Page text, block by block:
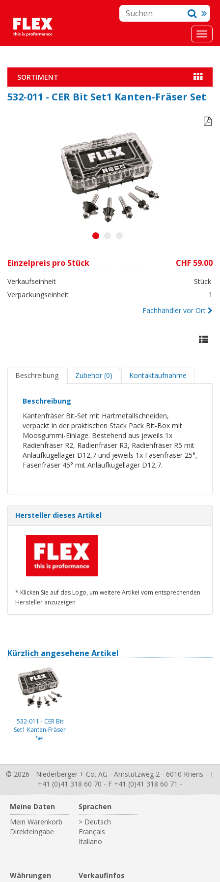
SORTIMENT
532-011 - CER Bit Set1 Kanten-Fräser Set

1
Einzelpreis pro Stück CHF 59.00
Verkaufseinheit
Stück
Verpackungseinheit
1
Fachhändler vor Ort
Beschreibung Zubehör (0) Kontaktaufnahme
Beschreibung
Kantenfräser Bit-Set mit Hartmetallschneiden,
verpackt in der praktischen Stack Pack Bit-Box mit
Moosgummi-Einlage. Bestehend aus jeweils 1x
Radienfräser R2, Radienfräser R3, Radienfräser R5 mit
Anlaufkugellager D12,7 und jeweils 1x Fasenfräser 25°,
Fasenfräser 45° mit Anlaufkugellager D12,7.
Hersteller dieses Artikel
* Klicken Sie auf das Logo, um weitere Artikel vom entsprechenden
Hersteller anzuzeigen
Kürzlich angesehene Artikel
532-011 - CER Bit
Set1 Kanten-Fräser
Set
© 2026 - Niederberger + Co. AG - Amstutzweg 2 - 6010 Kriens - T
+41 (0)41 318 60 70 - F +41 (0)41 318 60 71 -
Meine Daten
Mein Warenkorb
Direkteingabe
Sprachen
> Deutsch
Français
Italiano
Währungen Verkaufinfos